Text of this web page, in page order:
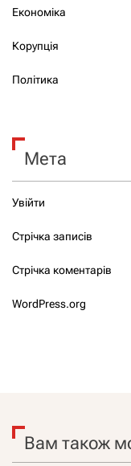
Економіка
Корупція
Політика
Мета
Увійти
Стрічка записів
Стрічка коментарів
WordPress.org
Вам також